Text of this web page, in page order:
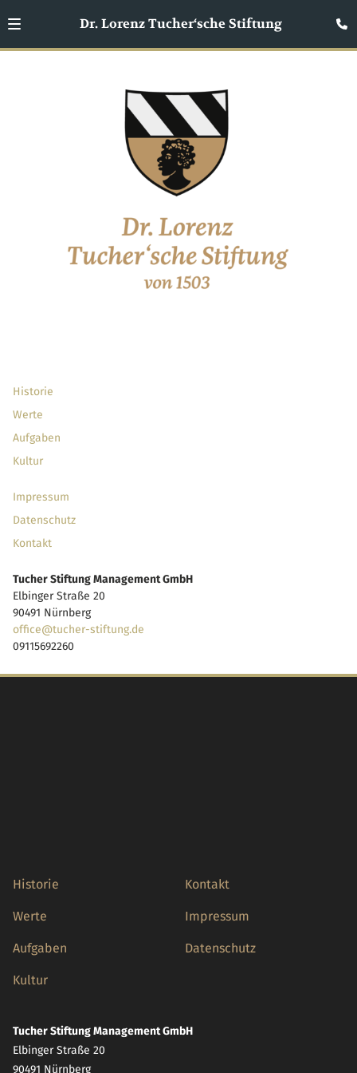
Dr. Lorenz Tucher‘sche Stiftung
Historie
Werte
Aufgaben
Kultur
Impressum
Datenschutz
Kontakt
Tucher Stiftung Management GmbH
Elbinger Straße 20
90491 Nürnberg
office@tucher-stiftung.de
09115692260
Historie
Werte
Aufgaben
Kultur
Kontakt
Impressum
Datenschutz
Tucher Stiftung Management GmbH
Elbinger Straße 20
90491 Nürnberg